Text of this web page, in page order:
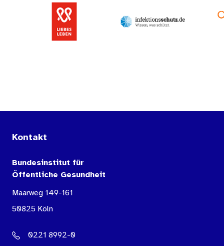
Kontakt
Bundesinstitut für
Öffentliche Gesundheit
Maarweg 149-161
50825 Köln
0221 8992-0